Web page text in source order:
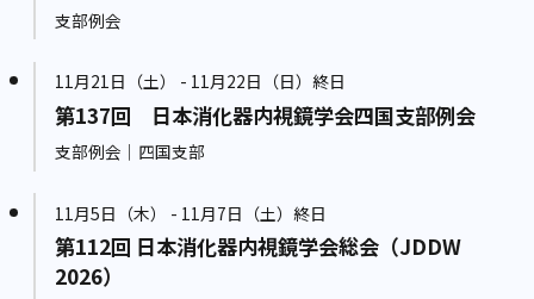
支部例会
11月21日（土） - 11月22日（日）終日
第137回 日本消化器内視鏡学会四国支部例会
支部例会｜四国支部
11月5日（木） - 11月7日（土）終日
第112回 日本消化器内視鏡学会総会（JDDW
2026）